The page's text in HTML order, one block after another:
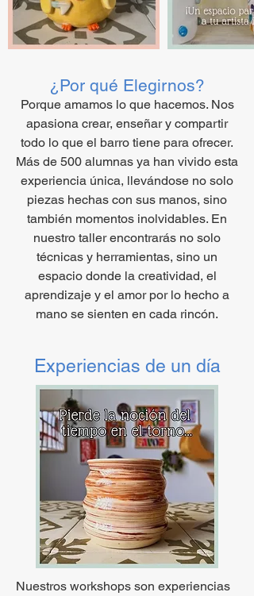
¿Por qué Elegirnos?
Porque amamos lo que hacemos. Nos
apasiona crear, enseñar y compartir
todo lo que el barro tiene para ofrecer.
Más de 500 alumnas ya han vivido esta
experiencia única, llevándose no solo
piezas hechas con sus manos, sino
también momentos inolvidables. En
nuestro taller encontrarás no solo
técnicas y herramientas, sino un
espacio donde la creatividad, el
aprendizaje y el amor por lo hecho a
mano se sienten en cada rincón.
Experiencias de un día
Nuestros workshops son experiencias